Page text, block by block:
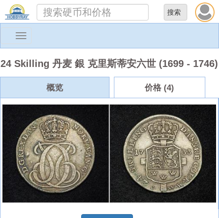
Toggle
24 Skilling 丹麦 銀 克里斯蒂安六世 (1699 - 1746)
概览 价格 (4)